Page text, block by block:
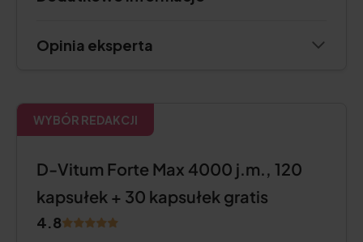
Opinia eksperta
WYBÓR REDAKCJI
D-Vitum Forte Max 4000 j.m., 120
kapsułek + 30 kapsułek gratis
4.8